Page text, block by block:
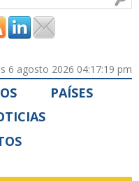
6 agosto 2026 04:17:19 pm
PAÍSES